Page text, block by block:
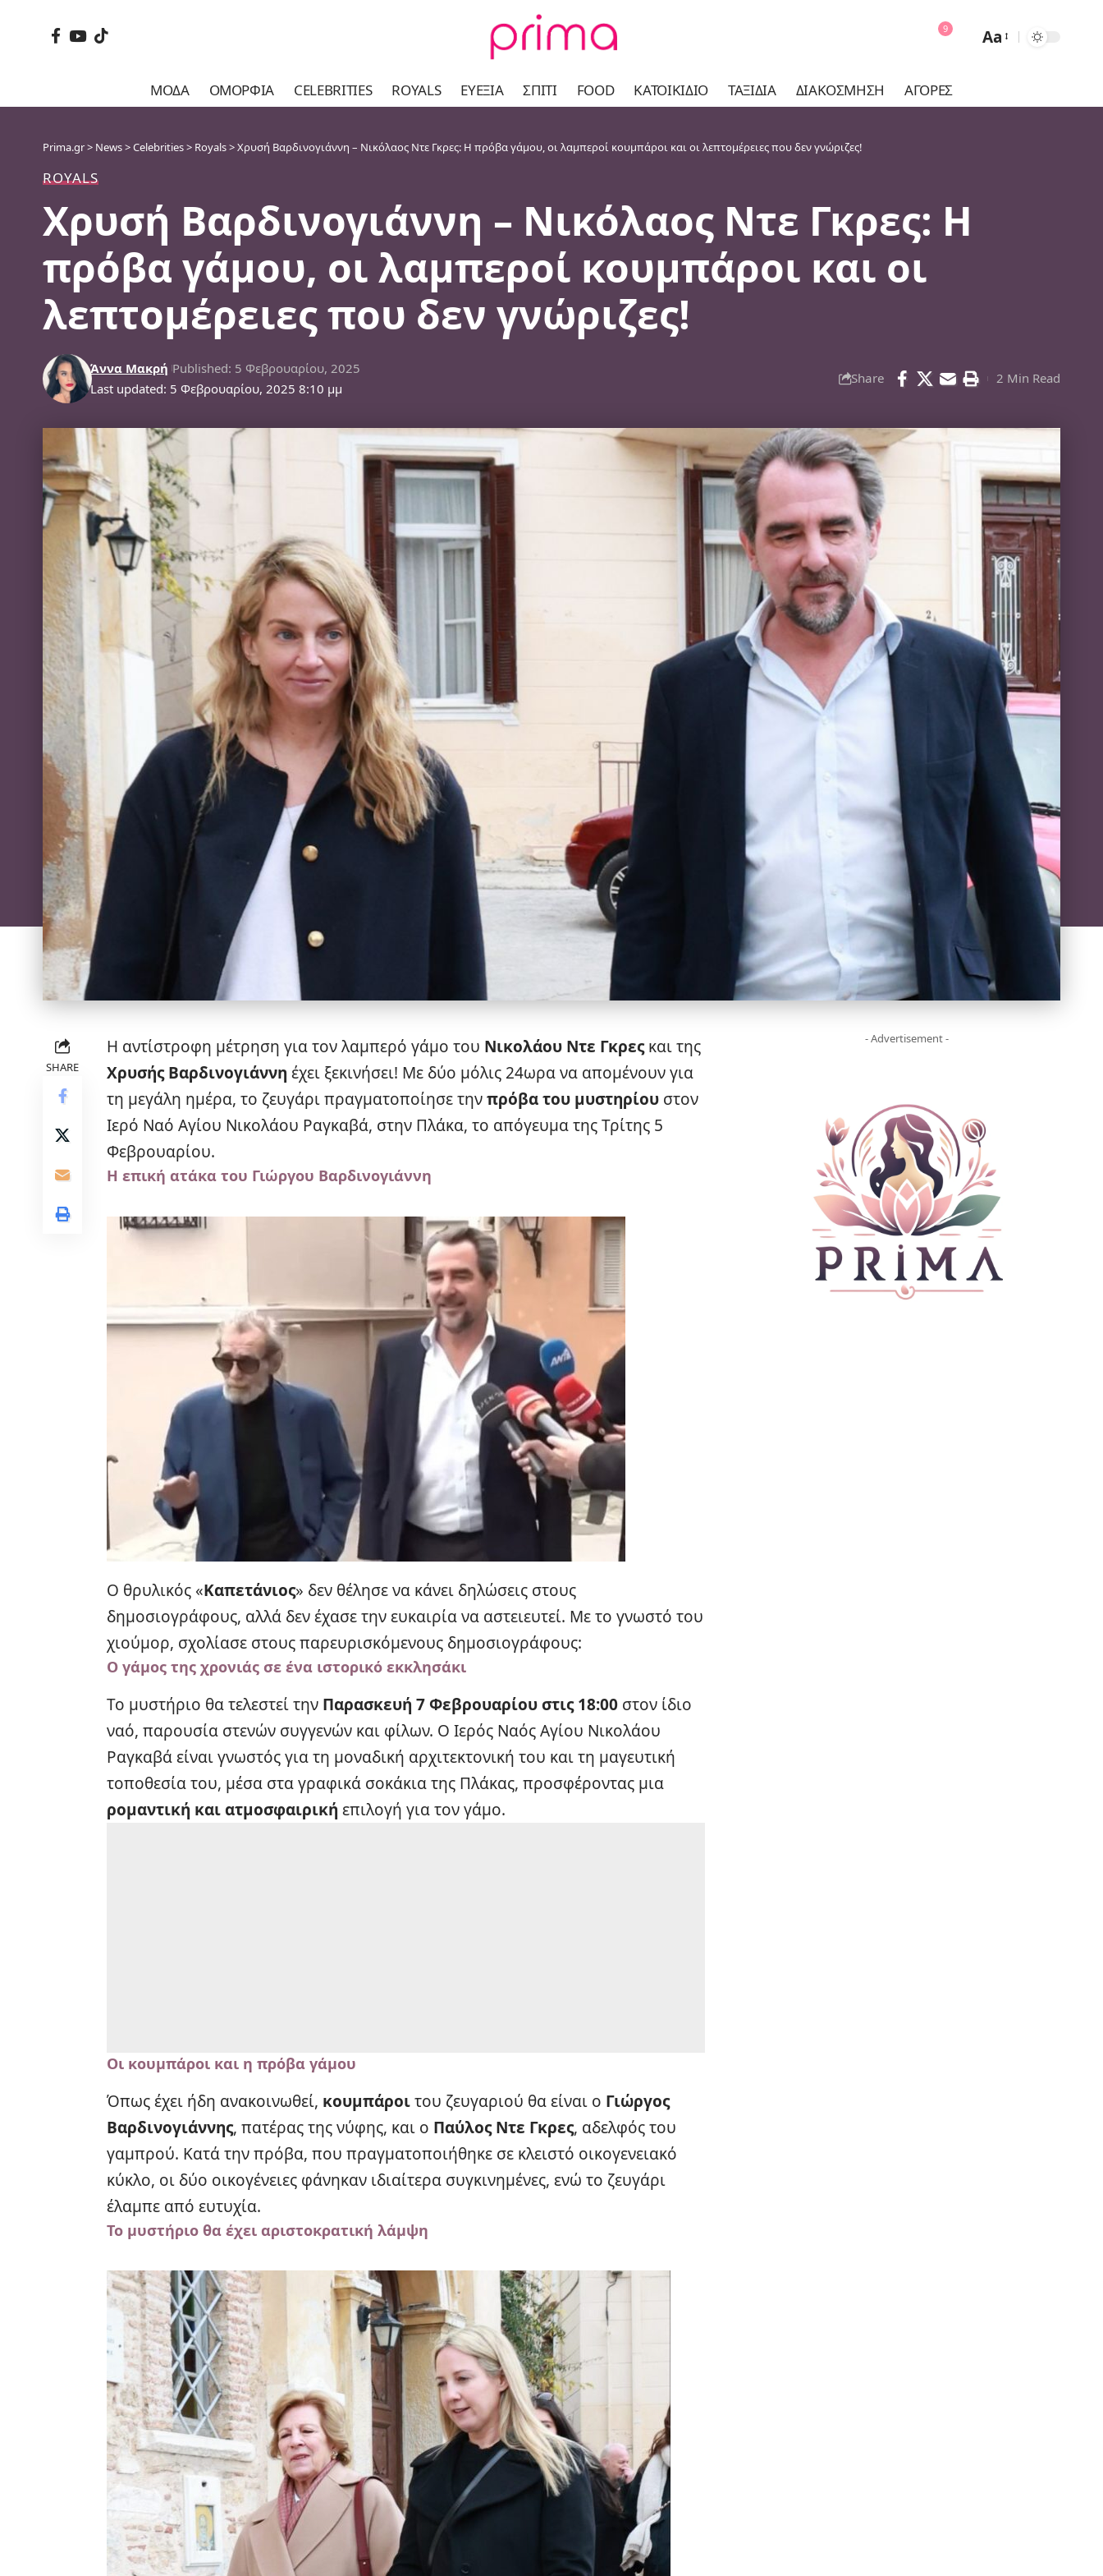
9
Font
Aa
ΜΌΔΑ ΟΜΟΡΦΙΆ CELEBRITIES ROYALS ΕΥΕΞΊΑ ΣΠΊΤΙ FOOD ΚΑΤΟΙΚΊΔΙΟ ΤΑΞΊΔΙΑ ΔΙΑΚΌΣΜΗΣΗ ΑΓΟΡΈΣ
Prima.gr> News>Celebrities> Royals>Χρυσή Βαρδινογιάννη – Νικόλαος Ντε Γκρες: Η πρόβα γάμου, οι λαμπεροί κουμπάροι και οι λεπτομέρειες που δεν γνώριζες!
ROYALS
Χρυσή Βαρδινογιάννη – Νικόλαος Ντε Γκρες: Η
πρόβα γάμου, οι λαμπεροί κουμπάροι και οι
λεπτομέρειες που δεν γνώριζες!
Last updated: 5 Φεβρουαρίου, 2025 8:10 μμ
Άννα Μακρή Published: 5 Φεβρουαρίου, 2025
Share 2 Min Read
SHARE
Η αντίστροφη μέτρηση για τον λαμπερό γάμο του Νικολάου Ντε Γκρεςκαι της
Χρυσής Βαρδινογιάννη έχει ξεκινήσει! Με δύο μόλις 24ωρα να απομένουν για
τη μεγάλη ημέρα, το ζευγάρι πραγματοποίησε τηνπρόβα του μυστηρίου στον
Ιερό Ναό Αγίου Νικολάου Ραγκαβά, στην Πλάκα, το απόγευμα της Τρίτης 5
Φεβρουαρίου.
Η επική ατάκα του Γιώργου Βαρδινογιάννη
Ο θρυλικός «Καπετάνιος» δεν θέλησε να κάνει δηλώσεις στους
δημοσιογράφους, αλλά δεν έχασε την ευκαιρία να αστειευτεί. Με το γνωστό του
χιούμορ, σχολίασε στους παρευρισκόμενους δημοσιογράφους:
Ο γάμος της χρονιάς σε ένα ιστορικό εκκλησάκι
Το μυστήριο θα τελεστεί την Παρασκευή 7 Φεβρουαρίου στις 18:00 στον ίδιο
ναό, παρουσία στενών συγγενών και φίλων. Ο Ιερός Ναός Αγίου Νικολάου
Ραγκαβά είναι γνωστός για τη μοναδική αρχιτεκτονική του και τη μαγευτική
τοποθεσία του, μέσα στα γραφικά σοκάκια της Πλάκας, προσφέροντας μια
ρομαντική και ατμοσφαιρική επιλογή για τον γάμο.
Οι κουμπάροι και η πρόβα γάμου
Όπως έχει ήδη ανακοινωθεί, κουμπάροιτου ζευγαριού θα είναι ο Γιώργος
Βαρδινογιάννης, πατέρας της νύφης, και ο Παύλος Ντε Γκρες, αδελφός του
γαμπρού. Κατά την πρόβα, που πραγματοποιήθηκε σε κλειστό οικογενειακό
κύκλο, οι δύο οικογένειες φάνηκαν ιδιαίτερα συγκινημένες, ενώ το ζευγάρι
έλαμπε από ευτυχία.
Το μυστήριο θα έχει αριστοκρατική λάμψη
- Advertisement -